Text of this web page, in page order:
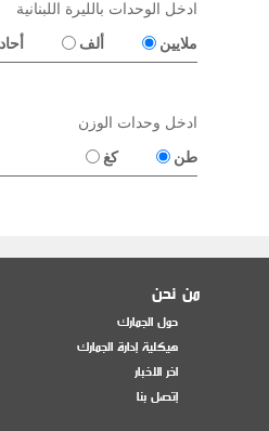
ادخل الوحدات بالليرة اللبنانية
ملايين ألف أحاد
ادخل وحدات الوزن
طن كغ
من نحن
حول الجمارك
هيكلية إدارة الجمارك
اخر الاخبار
إتصل بنا